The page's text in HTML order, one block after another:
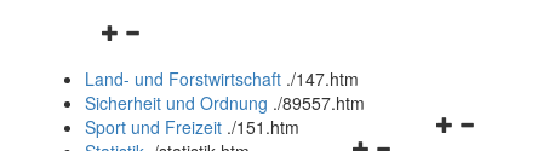
Navigationsmenü
und
schließen
Land- und Forstwirtschaft ./147.htm
Sicherheit und Ordnung ./89557.htm
Sport und Freizeit ./151.htm